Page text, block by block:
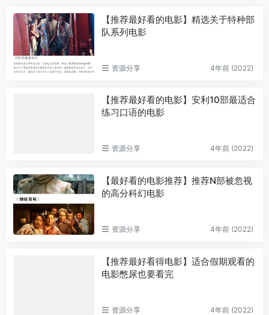
【推荐最好看的电影】精选关于特种部
队系列电影
资源分享 4年前 (2022)
【推荐最好看的电影】安利10部最适合
练习口语的电影
资源分享 4年前 (2022)
【最好看的电影推荐】推荐N部被忽视
的高分科幻电影
资源分享 4年前 (2022)
【推荐最好看得电影】适合假期观看的
电影憋尿也要看完
资源分享 4年前 (2022)